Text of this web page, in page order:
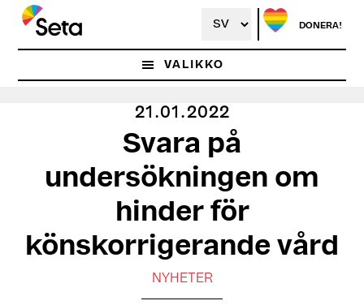
Hoppa
huvudinnehåll
DONERA!
VALIKKO
21.01.2022
Svara på
undersökningen om
hinder för
könskorrigerande vård
NYHETER